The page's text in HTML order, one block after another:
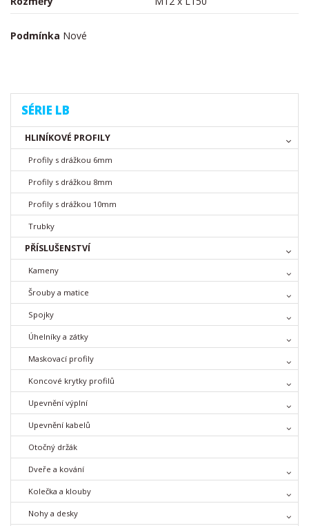
Podmínka Nové
SÉRIE LB
HLINÍKOVÉ PROFILY
Profily s drážkou 6mm
Profily s drážkou 8mm
Profily s drážkou 10mm
Trubky
PŘÍSLUŠENSTVÍ
Kameny
Šrouby a matice
Spojky
Úhelníky a zátky
Maskovací profily
Koncové krytky profilů
Upevnění výplní
Upevnění kabelů
Otočný držák
Dveře a kování
Kolečka a klouby
Nohy a desky